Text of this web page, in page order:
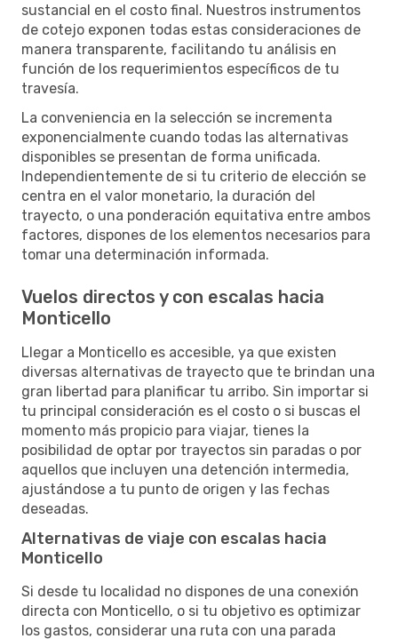
sustancial en el costo final. Nuestros instrumentos
de cotejo exponen todas estas consideraciones de
manera transparente, facilitando tu análisis en
función de los requerimientos específicos de tu
travesía.
La conveniencia en la selección se incrementa
exponencialmente cuando todas las alternativas
disponibles se presentan de forma unificada.
Independientemente de si tu criterio de elección se
centra en el valor monetario, la duración del
trayecto, o una ponderación equitativa entre ambos
factores, dispones de los elementos necesarios para
tomar una determinación informada.
Vuelos directos y con escalas hacia
Monticello
Llegar a Monticello es accesible, ya que existen
diversas alternativas de trayecto que te brindan una
gran libertad para planificar tu arribo. Sin importar si
tu principal consideración es el costo o si buscas el
momento más propicio para viajar, tienes la
posibilidad de optar por trayectos sin paradas o por
aquellos que incluyen una detención intermedia,
ajustándose a tu punto de origen y las fechas
deseadas.
Alternativas de viaje con escalas hacia
Monticello
Si desde tu localidad no dispones de una conexión
directa con Monticello, o si tu objetivo es optimizar
los gastos, considerar una ruta con una parada